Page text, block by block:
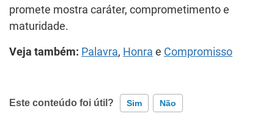
promete mostra caráter, comprometimento e
maturidade.
Veja também: Palavra, Honra e Compromisso
Este conteúdo foi útil? Sim Não